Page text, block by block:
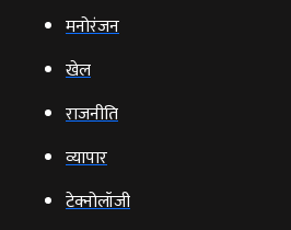
मनोरंजन
खेल
राजनीति
व्‍यापार
टेक्‍नोलॉजी